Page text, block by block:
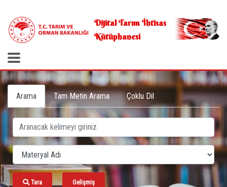
Dijital Tarım İhtisas
Kütüphanesi
Arama Tam Metin Arama Çoklu Dil
Tara Gelişmiş